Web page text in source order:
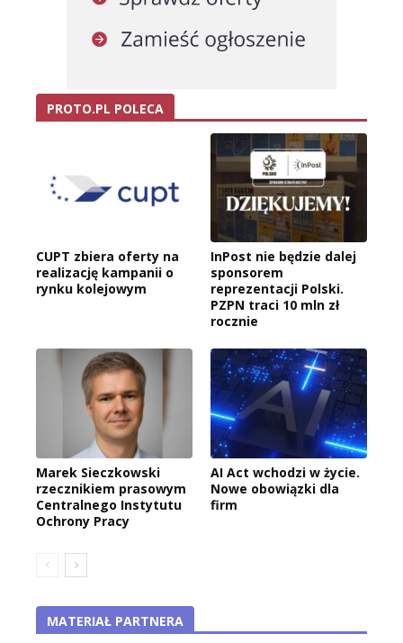
PROTO.PL POLECA
CUPT zbiera oferty na
realizację kampanii o
rynku kolejowym
InPost nie będzie dalej
sponsorem
reprezentacji Polski.
PZPN traci 10 mln zł
rocznie
Marek Sieczkowski
rzecznikiem prasowym
Centralnego Instytutu
Ochrony Pracy
AI Act wchodzi w życie.
Nowe obowiązki dla
firm
MATERIAŁ PARTNERA